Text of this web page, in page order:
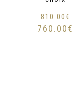
810.00€
760.00€